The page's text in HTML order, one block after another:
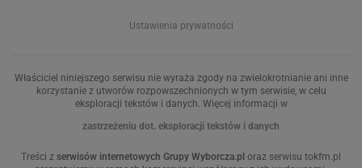
Ustawienia prywatności
Właściciel niniejszego serwisu nie wyraża zgody na zwielokrotnianie ani inne
korzystanie z utworów rozpowszechnionych w tym serwisie, w celu
eksploracji tekstów i danych. Więcej informacji w
zastrzeżeniu dot. eksploracji tekstów i danych
Treści z serwisów internetowych Grupy Wyborcza.pl oraz serwisu tokfm.pl